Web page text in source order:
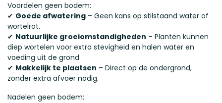
Voordelen geen bodem:
✔ Goede afwatering – Geen kans op stilstaand water of
wortelrot.
✔ Natuurlijke groeiomstandigheden – Planten kunnen
diep wortelen voor extra stevigheid en halen water en
voeding uit de grond
✔ Makkelijk te plaatsen – Direct op de ondergrond,
zonder extra afvoer nodig.
Nadelen geen bodem: